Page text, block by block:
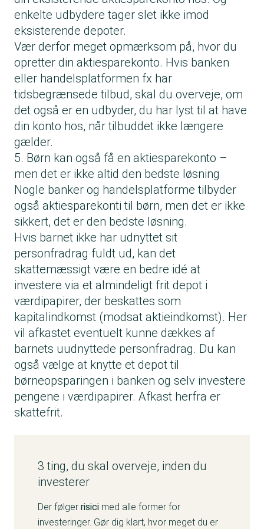
enkelte udbydere tager slet ikke imod
eksisterende depoter.
Vær derfor meget opmærksom på, hvor du
opretter din aktiesparekonto. Hvis banken
eller handelsplatformen fx har
tidsbegrænsede tilbud, skal du overveje, om
det også er en udbyder, du har lyst til at have
din konto hos, når tilbuddet ikke længere
gælder.
5. Børn kan også få en aktiesparekonto –
men det er ikke altid den bedste løsning
Nogle banker og handelsplatforme tilbyder
også aktiesparekonti til børn, men det er ikke
sikkert, det er den bedste løsning.
Hvis barnet ikke har udnyttet sit
personfradrag fuldt ud, kan det
skattemæssigt være en bedre idé at
investere via et almindeligt frit depot i
værdipapirer, der beskattes som
kapitalindkomst (modsat aktieindkomst). Her
vil afkastet eventuelt kunne dækkes af
barnets uudnyttede personfradrag. Du kan
også vælge at knytte et depot til
børneopsparingen i banken og selv investere
pengene i værdipapirer. Afkast herfra er
skattefrit.
3 ting, du skal overveje, inden du
investerer
Der følger risici med alle former for
investeringer. Gør dig klart, hvor meget du er